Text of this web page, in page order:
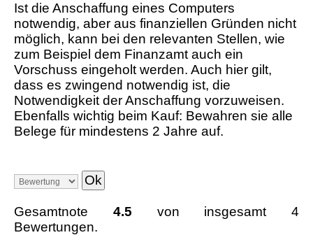
Ist die Anschaffung eines Computers
notwendig, aber aus finanziellen Gründen nicht
möglich, kann bei den relevanten Stellen, wie
zum Beispiel dem Finanzamt auch ein
Vorschuss eingeholt werden. Auch hier gilt,
dass es zwingend notwendig ist, die
Notwendigkeit der Anschaffung vorzuweisen.
Ebenfalls wichtig beim Kauf: Bewahren sie alle
Belege für mindestens 2 Jahre auf.
Gesamtnote 4.5 von insgesamt 4
Bewertungen.